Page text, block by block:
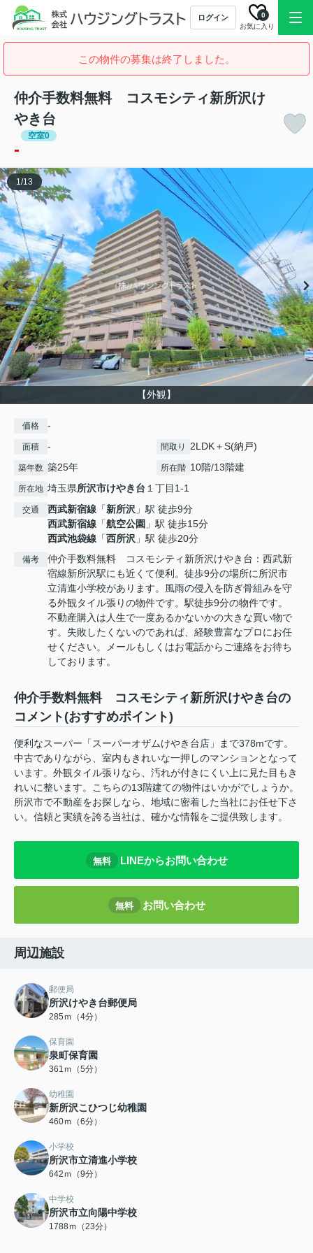
ログイン
お気に入り
0
この物件の募集は終了しました。
仲介手数料無料 コスモシティ新所沢け
やき台
空室0
-
【外観】
1/13
価格 -
面積 - 間取り 2LDK＋S(納戸)
築年数 築25年 所在階 10階/13階建
所在地 埼玉県所沢市けやき台 １丁目1-1
交通 西武新宿線 「新所沢 」駅 徒歩9分
西武新宿線 「航空公園 」駅 徒歩15分
西武池袋線 「西所沢 」駅 徒歩20分
備考
仲介手数料無料 コスモシティ新所沢けやき台：西武新
宿線新所沢駅にも近くて便利。徒歩9分の場所に所沢市
立清進小学校があります。風雨の侵入を防ぎ骨組みを守
る外観タイル張りの物件です。駅徒歩9分の物件です。
不動産購入は人生で一度あるかないかの大きな買い物で
す。失敗したくないのであれば、経験豊富なプロにお任
せください。メールもしくはお電話からご連絡をお待ち
しております。
仲介手数料無料 コスモシティ新所沢けやき台の
コメント(おすすめポイント)
便利なスーパー「スーパーオザムけやき台店」まで378mです。
中古でありながら、室内もきれいな一押しのマンションとなって
います。外観タイル張りなら、汚れが付きにくい上に見た目もき
れいに整います。こちらの13階建ての物件はいかがでしょうか。
所沢市で不動産をお探しなら、地域に密着した当社にお任せ下さ
い。信頼と実績を誇る当社は、確かな情報をご提供致します。
無料 LINEからお問い合わせ
無料 お問い合わせ
周辺施設
郵便局
所沢けやき台郵便局
285ｍ（4分）
保育園
泉町保育園
361ｍ（5分）
幼稚園
新所沢こひつじ幼稚園
460ｍ（6分）
小学校
所沢市立清進小学校
642ｍ（9分）
中学校
所沢市立向陽中学校
1788ｍ（23分）